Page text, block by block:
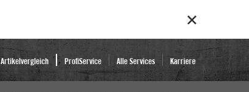
Artikelvergleich ProfiService Alle Services Karriere